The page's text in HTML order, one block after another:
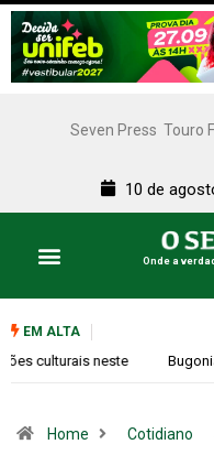
Seven Press Touro
10 de
Onde a
EM ALTA
Bugonia transforma paranoia
Home Cotidiano